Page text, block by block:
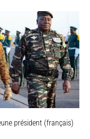
président (français)